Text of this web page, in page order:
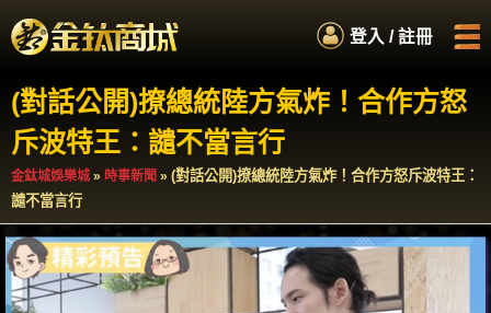
登入 / 註冊
.
.
.
.
首頁 娛樂城商城
如何累積紅利
(對話公開)撩總統陸方氣炸！合作方怒
斥波特王：譴不當言行
金鈦城娛樂城 » 時事新聞 » (對話公開)撩總統陸方氣炸！合作方怒斥波特王：
譴不當言行